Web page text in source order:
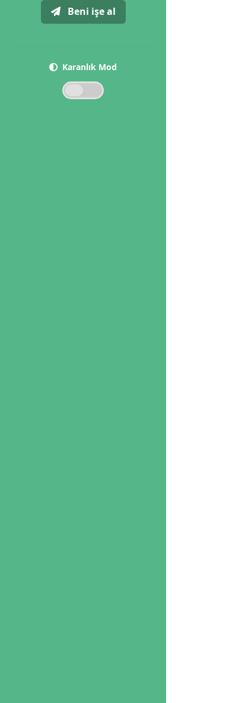
Beni işe al
Karanlık Mod